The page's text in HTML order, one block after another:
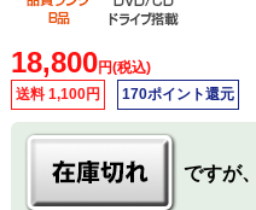
18,800円(税込)
送料 1,100円
170ポイント還元
ですが、